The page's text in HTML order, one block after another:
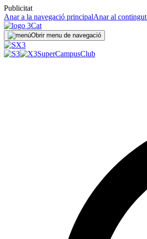
Publicitat
Anar a la navegació principalAnar al contingut
Obrir menu de navegació
SuperCampusClub